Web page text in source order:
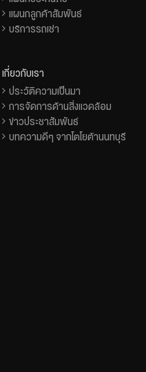
แผนกลูกค้าสัมพันธ์
บริการรถเช่า
เกี่ยวกับเรา
ประวัติความเป็นมา
การจัดการด้านสิ่งแวดล้อม
ข่าวประชาสัมพันธ์
บทความดีๆ จากโตโยต้านนทบุรี